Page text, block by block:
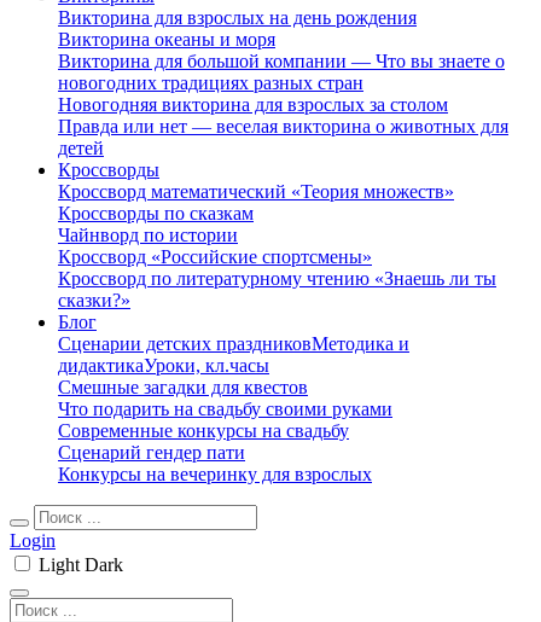
Викторина для взрослых на день рождения
Викторина океаны и моря
Викторина для большой компании — Что вы знаете о
новогодних традициях разных стран
Новогодняя викторина для взрослых за столом
Правда или нет — веселая викторина о животных для
детей
Кроссворды
Кроссворд математический «Теория множеств»
Кроссворды по сказкам
Чайнворд по истории
Кроссворд «Российские спортсмены»
Кроссворд по литературному чтению «Знаешь ли ты
сказки?»
Блог
Сценарии детских праздниковМетодика и
дидактикаУроки, кл.часы
Смешные загадки для квестов
Что подарить на свадьбу своими руками
Современные конкурсы на свадьбу
Сценарий гендер пати
Конкурсы на вечеринку для взрослых
Login
Light Dark